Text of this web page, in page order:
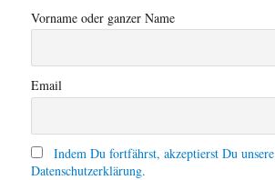
Vorname oder ganzer Name
Email
Indem Du fortfährst, akzeptierst Du unsere
Datenschutzerklärung.